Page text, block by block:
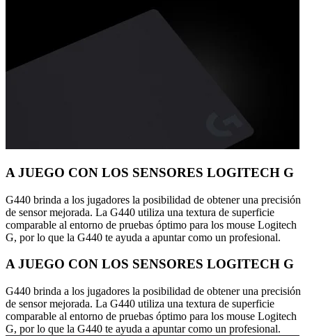
A JUEGO CON LOS SENSORES LOGITECH G
G440 brinda a los jugadores la posibilidad de obtener una precisión
de sensor mejorada. La G440 utiliza una textura de superficie
comparable al entorno de pruebas óptimo para los mouse Logitech
G, por lo que la G440 te ayuda a apuntar como un profesional.
A JUEGO CON LOS SENSORES LOGITECH G
G440 brinda a los jugadores la posibilidad de obtener una precisión
de sensor mejorada. La G440 utiliza una textura de superficie
comparable al entorno de pruebas óptimo para los mouse Logitech
G, por lo que la G440 te ayuda a apuntar como un profesional.